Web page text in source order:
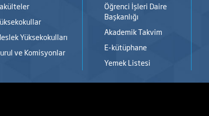
Yüksekokulları
ve Komisyonlar
Öğrenci İşleri Daire
Başkanlığı
Akademik Takvim
E-kütüphane
Yemek Listesi